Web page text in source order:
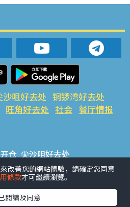
沙咀好去处 铜锣湾好去处
旺角好去处 社会 餐厅情报
开仓 尖沙咀好去处
荃湾好去处 旺角好去处 社会
改善您的網站體驗，請確定您同意
條款才可繼續瀏覽。
閱讀及同意